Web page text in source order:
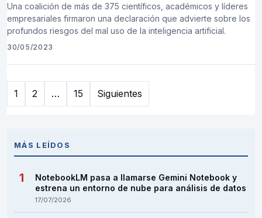
MÁS LEÍDOS
NotebookLM pasa a llamarse Gemini Notebook y
estrena un entorno de nube para análisis de datos
17/07/2026
Una coalición de más de 375 científicos, académicos y líderes
empresariales firmaron una declaración que advierte sobre los
profundos riesgos del mal uso de la inteligencia artificial.
30/05/2023
Paginación
1 2 … 15 Siguientes